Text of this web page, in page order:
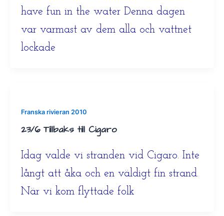
have fun in the water Denna dagen
var varmast av dem alla och vattnet
lockade
Franska rivieran 2010
23/6 Tillbaks till Cigaro
Idag valde vi stranden vid Cigaro. Inte
långt att åka och en väldigt fin strand.
När vi kom flyttade folk